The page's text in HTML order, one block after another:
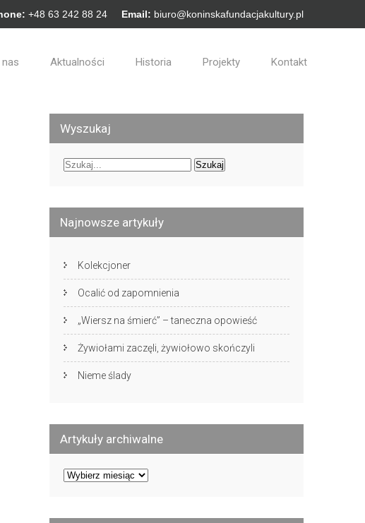
+48 63 242 88 24 Email: biuro@koninskafundacjakultury.pl
nas Aktualności Historia Projekty Kontakt
Wyszukaj
Najnowsze artykuły
Kolekcjoner
Ocalić od zapomnienia
„Wiersz na śmierć” – taneczna opowieść
Żywiołami zaczęli, żywiołowo skończyli
Nieme ślady
Artykuły archiwalne
Artykuły